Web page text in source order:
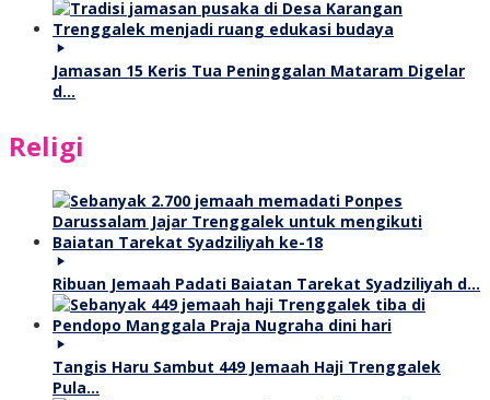
Jamasan 15 Keris Tua Peninggalan Mataram Digelar
d…
Religi
Ribuan Jemaah Padati Baiatan Tarekat Syadziliyah d…
Tangis Haru Sambut 449 Jemaah Haji Trenggalek
Pula…